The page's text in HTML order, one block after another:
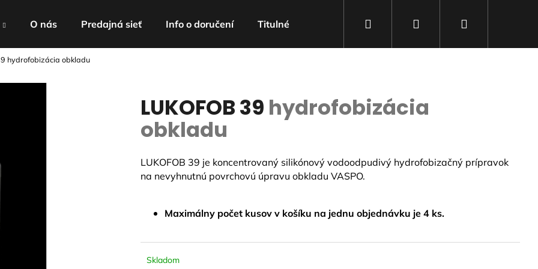
O nás Predajná sieť Info o doručení Titulné články Kontakty Prihlásenie
hydrofobizácia obkladu
LUKOFOB 39 hydrofobizácia
obkladu
LUKOFOB 39 je koncentrovaný silikónový vodoodpudivý hydrofobizačný prípravok
na nevyhnutnú povrchovú úpravu obkladu VASPO.
Maximálny počet kusov v košíku na jednu objednávku je 4 ks.
Skladom
Čo potrebujete nájsť?
HĽADAŤ